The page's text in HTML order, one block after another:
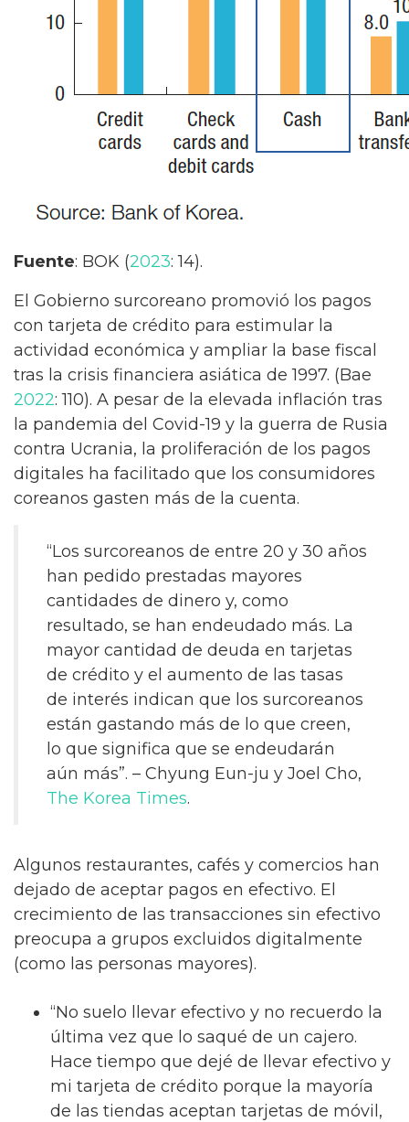
Fuente: BOK (2023: 14).
El Gobierno surcoreano promovió los pagos
con tarjeta de crédito para estimular la
actividad económica y ampliar la base fiscal
tras la crisis financiera asiática de 1997. (Bae
2022: 110). A pesar de la elevada inflación tras
la pandemia del Covid-19 y la guerra de Rusia
contra Ucrania, la proliferación de los pagos
digitales ha facilitado que los consumidores
coreanos gasten más de la cuenta.
“Los surcoreanos de entre 20 y 30 años
han pedido prestadas mayores
cantidades de dinero y, como
resultado, se han endeudado más. La
mayor cantidad de deuda en tarjetas
de crédito y el aumento de las tasas
de interés indican que los surcoreanos
están gastando más de lo que creen,
lo que significa que se endeudarán
aún más”. – Chyung Eun-ju y Joel Cho,
The Korea Times.
Algunos restaurantes, cafés y comercios han
dejado de aceptar pagos en efectivo. El
crecimiento de las transacciones sin efectivo
preocupa a grupos excluidos digitalmente
(como las personas mayores).
“No suelo llevar efectivo y no recuerdo la
última vez que lo saqué de un cajero.
Hace tiempo que dejé de llevar efectivo y
mi tarjeta de crédito porque la mayoría
de las tiendas aceptan tarjetas de móvil,